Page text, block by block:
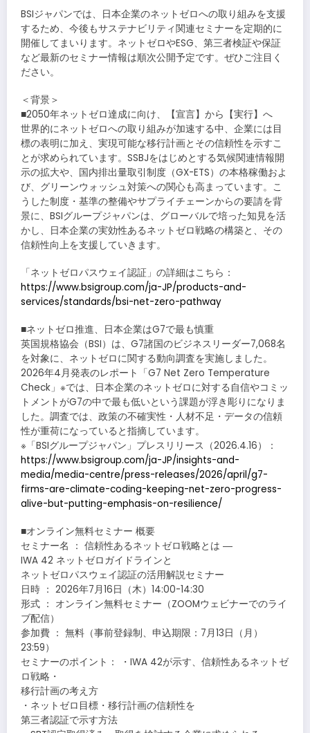
BSIジャパンでは、日本企業のネットゼロへの取り組みを支援
するため、今後もサステナビリティ関連セミナーを定期的に
開催してまいります。ネットゼロやESG、第三者検証や保証
など最新のセミナー情報は順次公開予定です。ぜひご注目く
ださい。
＜背景＞
■2050年ネットゼロ達成に向け、【宣言】から【実行】へ
世界的にネットゼロへの取り組みが加速する中、企業には目
標の表明に加え、実現可能な移行計画とその信頼性を示すこ
とが求められています。SSBJをはじめとする気候関連情報開
示の拡大や、国内排出量取引制度（GX-ETS）の本格稼働およ
び、グリーンウォッシュ対策への関心も高まっています。こ
うした制度・基準の整備やサプライチェーンからの要請を背
景に、BSIグループジャパンは、グローバルで培った知見を活
かし、日本企業の実効性あるネットゼロ戦略の構築と、その
信頼性向上を支援していきます。
「ネットゼロパスウェイ認証」の詳細はこちら：
https://www.bsigroup.com/ja-JP/products-and-
services/standards/bsi-net-zero-pathway
■ネットゼロ推進、日本企業はG7で最も慎重
英国規格協会（BSI）は、G7諸国のビジネスリーダー7,068名
を対象に、ネットゼロに関する動向調査を実施しました。
2026年4月発表のレポート「G7 Net Zero Temperature
Check」※では、日本企業のネットゼロに対する自信やコミッ
トメントがG7の中で最も低いという課題が浮き彫りになりま
した。調査では、政策の不確実性・人材不足・データの信頼
性が重荷になっていると指摘しています。
※「BSIグループジャパン」プレスリリース（2026.4.16）：
https://www.bsigroup.com/ja-JP/insights-and-
media/media-centre/press-releases/2026/april/g7-
firms-are-climate-coding-keeping-net-zero-progress-
alive-but-putting-emphasis-on-resilience/
■オンライン無料セミナー 概要
セミナー名 ： 信頼性あるネットゼロ戦略とは ―
IWA 42 ネットゼロガイドラインと
ネットゼロパスウェイ認証の活用解説セミナー
日時 ： 2026年7月16日（木）14:00-14:30
形式 ： オンライン無料セミナー（ZOOMウェビナーでのライ
ブ配信）
参加費 ： 無料（事前登録制、申込期限：7月13日（月）
23:59）
セミナーのポイント： ・IWA 42が示す、信頼性あるネットゼ
ロ戦略・
移行計画の考え方
・ネットゼロ目標・移行計画の信頼性を
第三者認証で示す方法